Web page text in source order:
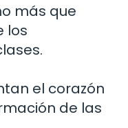
más que
los
el corazón
de las